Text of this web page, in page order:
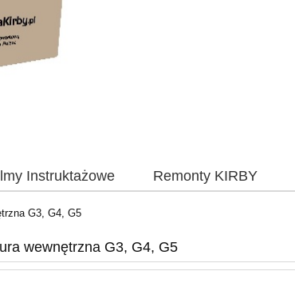
Instruktażowe Remonty KIRBY
G3, G4, G5
wewnętrzna G3, G4, G5